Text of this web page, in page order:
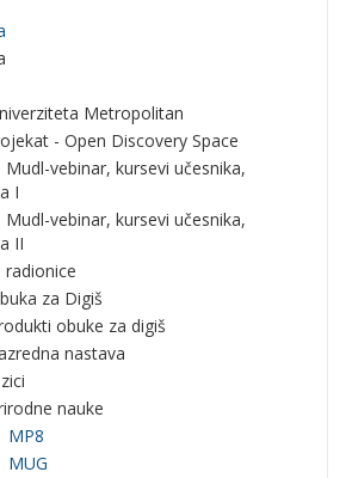
Metropolitan
- Open Discovery Space
Mudl-vebinar, kursevi učesnika,
I
Mudl-vebinar, kursevi učesnika,
II
radionice
za Digiš
obuke za digiš
nastava
nauke
MP8
MUG